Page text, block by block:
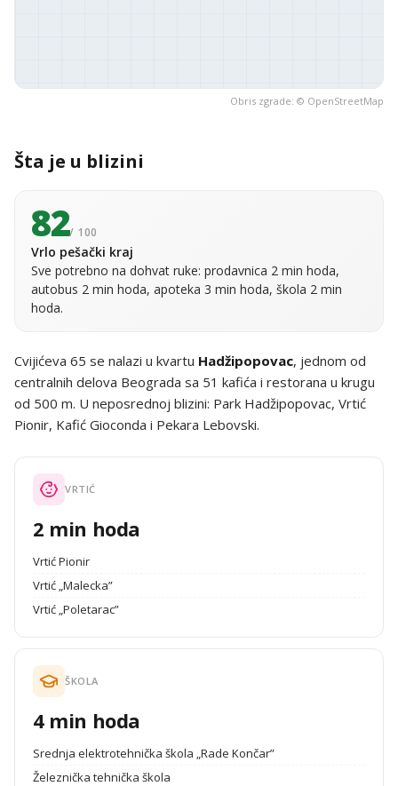
Obris zgrade: © OpenStreetMap
Šta je u blizini
82/ 100
Vrlo pešački kraj
Sve potrebno na dohvat ruke: prodavnica 2 min hoda,
autobus 2 min hoda, apoteka 3 min hoda, škola 2 min
hoda.
Cvijićeva 65 se nalazi u kvartu Hadžipopovac, jednom od
centralnih delova Beograda sa 51 kafića i restorana u krugu
od 500 m. U neposrednoj blizini: Park Hadžipopovac, Vrtić
Pionir, Kafić Gioconda i Pekara Lebovski.
VRTIĆ
2 min hoda
Vrtić Pionir
Vrtić „Malecka”
Vrtić „Poletarac”
ŠKOLA
4 min hoda
Srednja elektrotehnička škola „Rade Končar”
Železnička tehnička škola